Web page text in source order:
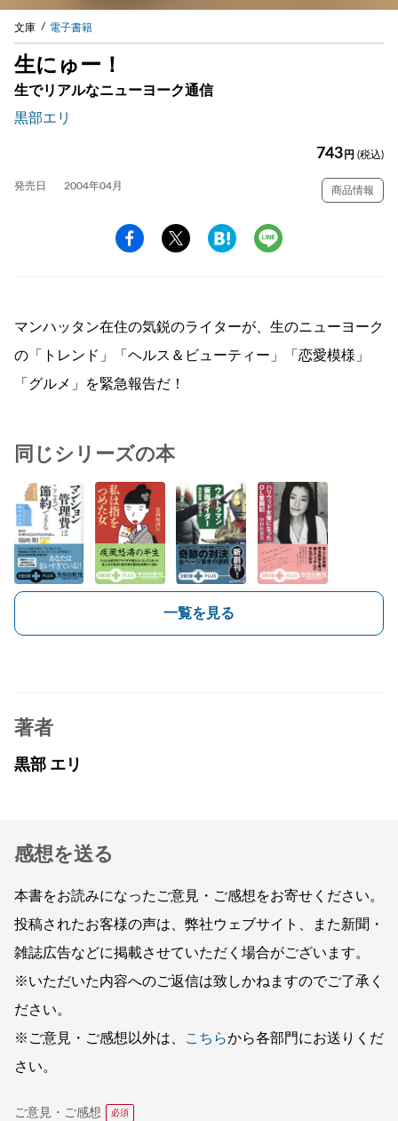
文庫 電子書籍
生にゅー！
生でリアルなニューヨーク通信
黒部エリ
743 円 (税込)
発売日 2004年04月 商品情報
マンハッタン在住の気鋭のライターが、生のニューヨーク
の「トレンド」「ヘルス＆ビューティー」「恋愛模様」
「グルメ」を緊急報告だ！
同じシリーズの本
一覧を見る
著者
黒部 エリ
感想を送る
本書をお読みになったご意見・ご感想をお寄せください。
投稿されたお客様の声は、弊社ウェブサイト、また新聞・
雑誌広告などに掲載させていただく場合がございます。
※いただいた内容へのご返信は致しかねますのでご了承く
ださい。
※ご意見・ご感想以外は、
こちらから各部門にお送りくだ
さい。
ご意見・ご感想